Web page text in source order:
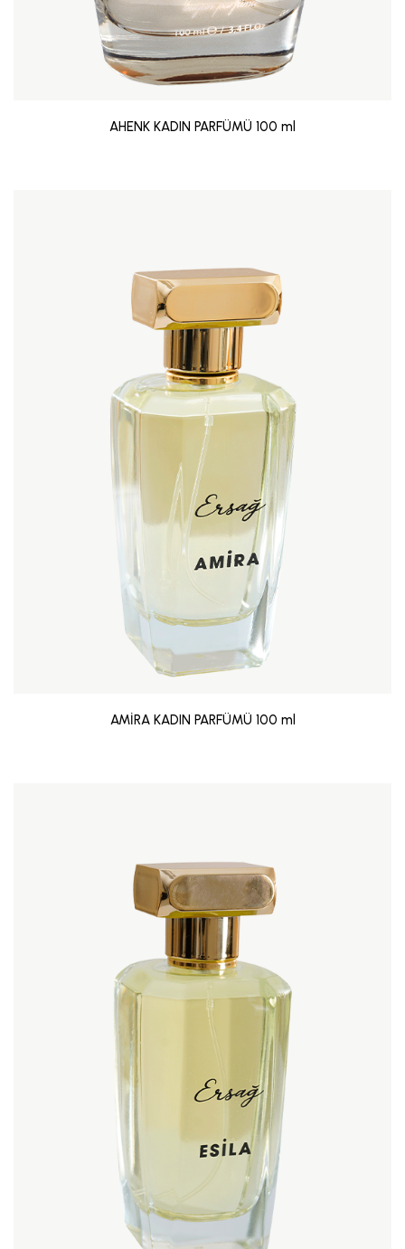
AHENK KADIN PARFÜMÜ 100 ml
AMİRA KADIN PARFÜMÜ 100 ml